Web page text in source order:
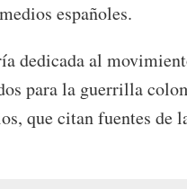
españoles.
dedicada al
para la guerrilla
que citan fuentes de